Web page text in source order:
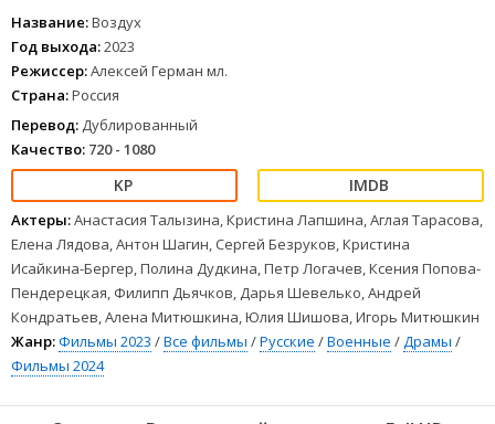
Название:Воздух
Год выхода:2023
Режиссер:Алексей Герман мл.
Страна:Россия
Перевод: Дублированный
Качество: 720 - 1080
Актеры:Анастасия Талызина, Кристина Лапшина, Аглая Тарасова,
Елена Лядова, Антон Шагин, Сергей Безруков, Кристина
Исайкина-Бергер, Полина Дудкина, Петр Логачев, Ксения Попова-
Пендерецкая, Филипп Дьячков, Дарья Шевелько, Андрей
Кондратьев, Алена Митюшкина, Юлия Шишова, Игорь Митюшкин
Жанр:Фильмы 2023 /Все фильмы /Русские /Военные /Драмы /
Фильмы 2024